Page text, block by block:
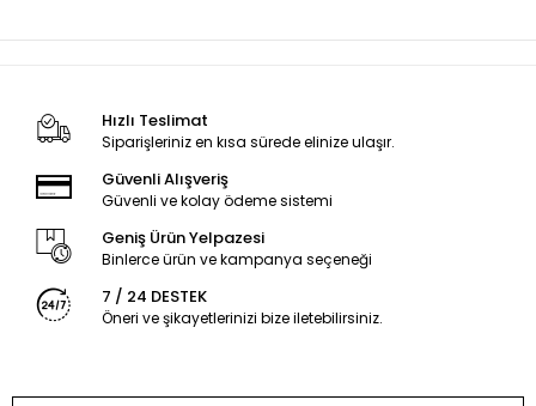
Hızlı Teslimat
Siparişleriniz en kısa sürede elinize ulaşır.
Güvenli Alışveriş
Güvenli ve kolay ödeme sistemi
Geniş Ürün Yelpazesi
Binlerce ürün ve kampanya seçeneği
7 / 24 DESTEK
Öneri ve şikayetlerinizi bize iletebilirsiniz.